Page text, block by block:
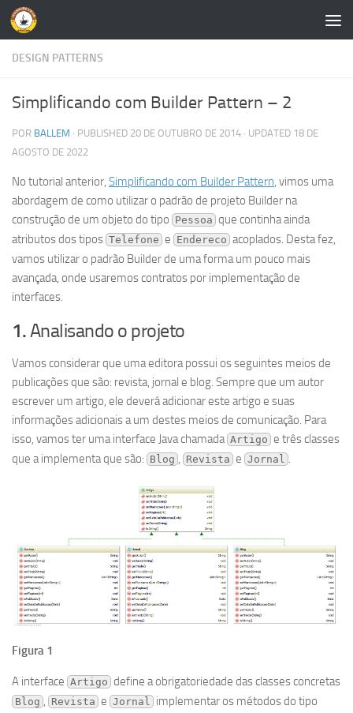
Skip to content
DESIGN PATTERNS
Simplificando com Builder Pattern – 2
POR BALLEM · PUBLISHED 20 DE OUTUBRO DE 2014 · UPDATED 18 DE
AGOSTO DE 2022
No tutorial anterior, Simplificando com Builder Pattern, vimos uma
abordagem de como utilizar o padrão de projeto Builder na
construção de um objeto do tipo Pessoa que continha ainda
atributos dos tipos Telefone e Endereco acoplados. Desta fez,
vamos utilizar o padrão Builder de uma forma um pouco mais
avançada, onde usaremos contratos por implementação de
interfaces.
1.Analisando o projeto
Vamos considerar que uma editora possui os seguintes meios de
publicações que são: revista, jornal e blog. Sempre que um autor
escrever um artigo, ele deverá adicionar este artigo e suas
informações adicionais a um destes meios de comunicação. Para
isso, vamos ter uma interface Java chamada Artigo e três classes
que a implementa que são: Blog , Revista e Jornal .
Figura 1
A interface Artigo define a obrigatoriedade das classes concretas
Blog , Revista e Jornal implementar os métodos do tipo